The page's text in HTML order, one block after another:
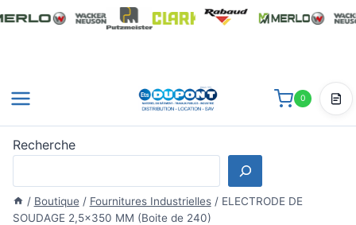
0
/ Boutique / Fournitures Industrielles / ELECTRODE DE
SOUDAGE 2,5×350 MM (Boite de 240)
Recherche